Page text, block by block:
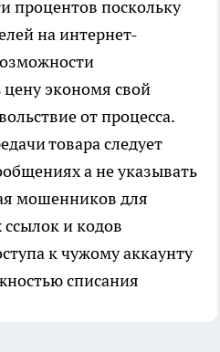
процентов поскольку
на интернет-
цену экономя свой
от процесса.
товара следует
а не указывать
мошенников для
и кодов
к чужому аккаунту
списания